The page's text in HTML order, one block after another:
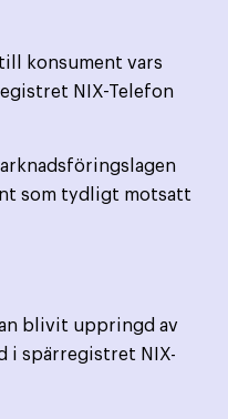
konsument vars
NIX-Telefon
som tydligt motsatt
blivit uppringd av
i spärregistret NIX-